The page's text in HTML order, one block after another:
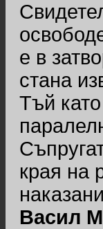
е в
стана
Тъй
края на
Васил